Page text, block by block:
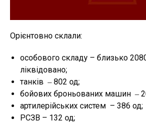
Орієнтовно склали:
особового складу – близько
ліквідовано;
танків ‒ 802 од;
бойових броньованих машин ‒
артилерійських систем – 386 од;
РСЗВ – 132 од;